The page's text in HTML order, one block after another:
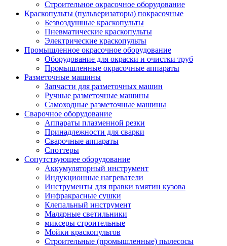
Строительное окрасочное оборудование
Краскопульты (пульверизаторы) покрасочные
Безвоздушные краскопульты
Пневматические краскопульты
Электрические краскопульты
Промышленное окрасочное оборудование
Оборудование для окраски и очистки труб
Промышленные окрасочные аппараты
Разметочные машины
Запчасти для разметочных машин
Ручные разметочные машины
Самоходные разметочные машины
Сварочное оборудование
Аппараты плазменной резки
Принадлежности для сварки
Сварочные аппараты
Споттеры
Сопутствующее оборудование
Аккумуляторный инструмент
Индукционные нагреватели
Инструменты для правки вмятин кузова
Инфракрасные сушки
Клепальный инструмент
Малярные светильники
миксеры строительные
Мойки краскопультов
Строительные (промышленные) пылесосы